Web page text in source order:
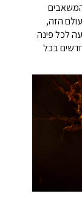
הזה,
לכל פינה
בכל